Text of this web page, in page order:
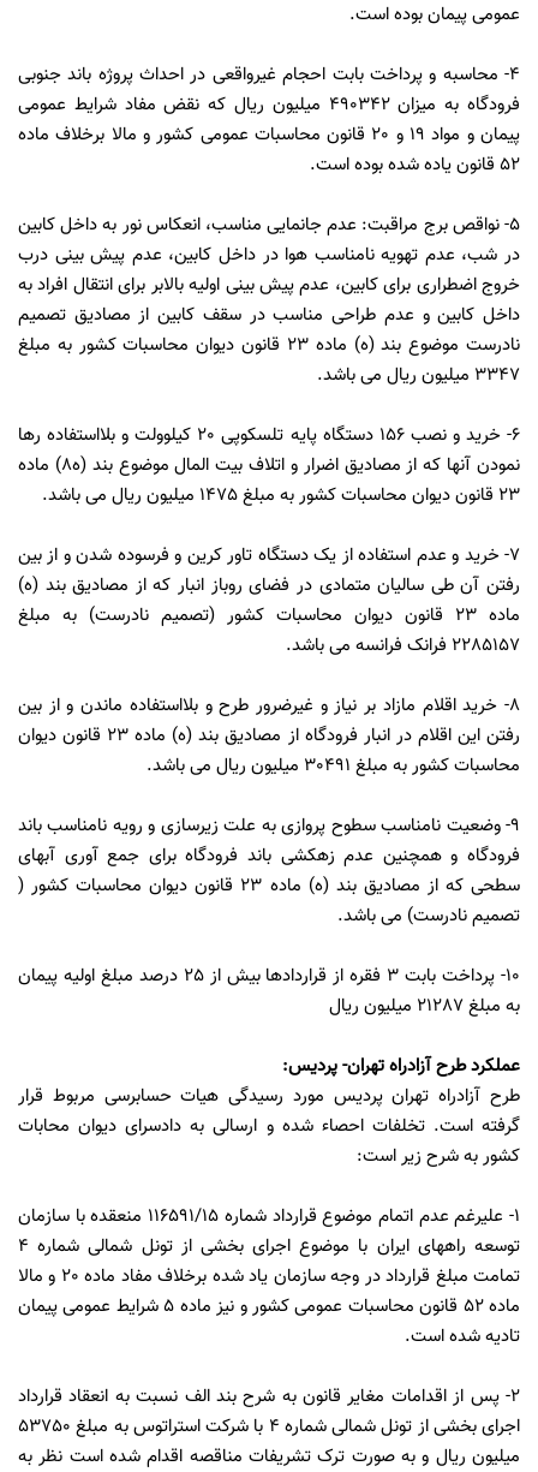
عمومی پیمان بوده است.
4- محاسبه و پرداخت بابت احجام غیرواقعی در احداث پروژه باند جنوبی
فرودگاه به میزان 490342 میلیون ریال که نقض مفاد شرایط عمومی
پیمان و مواد 19 و 20 قانون محاسبات عمومی کشور و مالا برخلاف ماده
52 قانون یاده شده بوده است.
5- نواقص برج مراقبت: عدم جانمایی مناسب، انعکاس نور به داخل کابین
در شب، عدم تهویه نامناسب هوا در داخل کابین، عدم پیش بینی درب
خروج اضطراری برای کابین، عدم پیش بینی اولیه بالابر برای انتقال افراد به
داخل کابین و عدم طراحی مناسب در سقف کابین از مصادیق تصمیم
نادرست موضوع بند (ه) ماده 23 قانون دیوان محاسبات کشور به مبلغ
3347 میلیون ریال می باشد.
6- خرید و نصب 156 دستگاه پایه تلسکوپی 20 کیلوولت و بلااستفاده رها
نمودن آنها که از مصادیق اضرار و اتلاف بیت المال موضوع بند (ه8) ماده
23 قانون دیوان محاسبات کشور به مبلغ 1475 میلیون ریال می باشد.
7- خرید و عدم استفاده از یک دستگاه تاور کرین و فرسوده شدن و از بین
رفتن آن طی سالیان متمادی در فضای روباز انبار که از مصادیق بند (ه)
ماده 23 قانون دیوان محاسبات کشور (تصمیم نادرست) به مبلغ
2285157 فرانک فرانسه می باشد.
8- خرید اقلام مازاد بر نیاز و غیرضرور طرح و بلااستفاده ماندن و از بین
رفتن این اقلام در انبار فرودگاه از مصادیق بند (ه) ماده 23 قانون دیوان
محاسبات کشور به مبلغ 30491 میلیون ریال می باشد.
9- وضعیت نامناسب سطوح پروازی به علت زیرسازی و رویه نامناسب باند
فرودگاه و همچنین عدم زهکشی باند فرودگاه برای جمع آوری آبهای
سطحی که از مصادیق بند (ه) ماده 23 قانون دیوان محاسبات کشور (
تصمیم نادرست) می باشد.
10- پرداخت بابت 3 فقره از قراردادها بیش از 25 درصد مبلغ اولیه پیمان
به مبلغ 21287 میلیون ریال
عملکرد طرح آزادراه تهران- پردیس:
طرح آزادراه تهران پردیس مورد رسیدگی هیات حسابرسی مربوط قرار
گرفته است. تخلفات احصاء شده و ارسالی به دادسرای دیوان محابات
کشور به شرح زیر است:
1- علیرغم عدم اتمام موضوع قرارداد شماره 116591/15 منعقده با سازمان
توسعه راههای ایران با موضوع اجرای بخشی از تونل شمالی شماره 4
تمامت مبلغ قرارداد در وجه سازمان یاد شده برخلاف مفاد ماده 20 و مالا
ماده 52 قانون محاسبات عمومی کشور و نیز ماده 5 شرایط عمومی پیمان
تادیه شده است.
2- پس از اقدامات مغایر قانون به شرح بند الف نسبت به انعقاد قرارداد
اجرای بخشی از تونل شمالی شماره 4 با شرکت استراتوس به مبلغ 53750
میلیون ریال و به صورت ترک تشریفات مناقصه اقدام شده است نظر به